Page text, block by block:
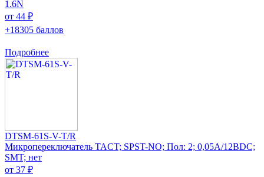
1.6N
от 44 ₽
+18305 баллов
Подробнее
DTSM-61S-V-T/R
Микропереключатель TACT; SPST-NO; Пол: 2; 0,05A/12ВDC;
SMT; нет
от 37 ₽